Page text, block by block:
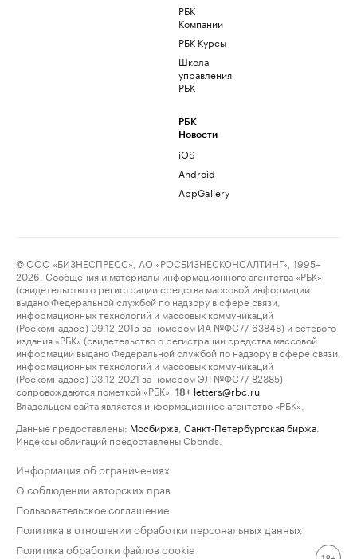
РБК
Компании
РБК Курсы
Школа
управления
РБК
РБК
Новости
iOS
Android
AppGallery
© ООО «БИЗНЕСПРЕСС», АО «РОСБИЗНЕСКОНСАЛТИНГ», 1995–
2026. Сообщения и материалы информационного агентства «РБК»
(свидетельство о регистрации средства массовой информации
выдано Федеральной службой по надзору в сфере связи,
информационных технологий и массовых коммуникаций
(Роскомнадзор) 09.12.2015 за номером ИА №ФС77-63848) и сетевого
издания «РБК» (свидетельство о регистрации средства массовой
информации выдано Федеральной службой по надзору в сфере связи,
информационных технологий и массовых коммуникаций
(Роскомнадзор) 03.12.2021 за номером ЭЛ №ФС77-82385)
сопровождаются пометкой «РБК».
18+ letters@rbc.ru
Владельцем сайта является информационное агентство «РБК».
Данные предоставлены: Мосбиржа Санкт-Петербургская биржа
Индексы облигаций предоставлены Cbonds.
Информация об ограничениях
О соблюдении авторских прав
Пользовательское соглашение
Политика в отношении обработки персональных данных
Политика обработки файлов cookie